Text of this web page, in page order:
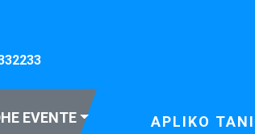
APLIKO TANI
EVENTE